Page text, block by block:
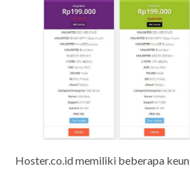
Hoster.co.id memiliki beberapa